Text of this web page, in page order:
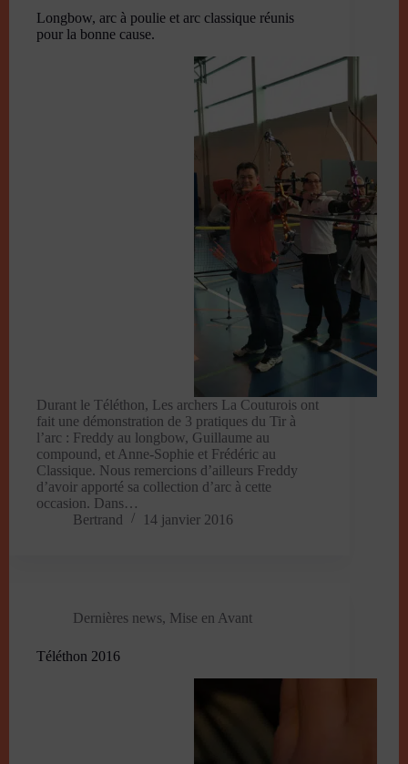
Longbow, arc à poulie et arc classique réunis
pour la bonne cause.
Durant le Téléthon, Les archers La Couturois ont
fait une démonstration de 3 pratiques du Tir à
l’arc : Freddy au longbow, Guillaume au
compound, et Anne-Sophie et Frédéric au
Classique. Nous remercions d’ailleurs Freddy
d’avoir apporté sa collection d’arc à cette
occasion. Dans…
Bertrand
14 janvier 2016
Dernières news, Mise en Avant
Téléthon 2016